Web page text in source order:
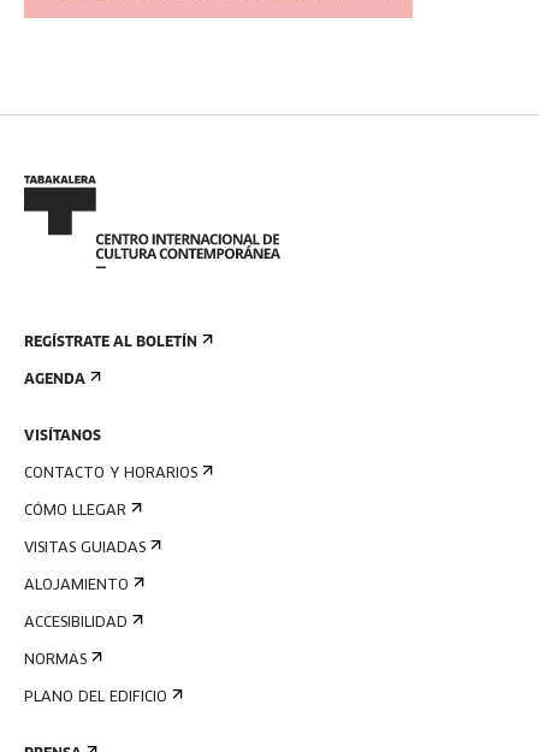
REGÍSTRATE AL BOLETÍN
AGENDA
VISÍTANOS
CONTACTO Y HORARIOS
CÓMO LLEGAR
VISITAS GUIADAS
ALOJAMIENTO
ACCESIBILIDAD
NORMAS
PLANO DEL EDIFICIO